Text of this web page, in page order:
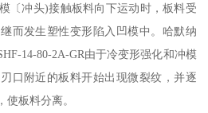
〔冲头)接触板料向下运动时，板料受
而发生塑性变形陷入凹模中。哈默纳
14-80-2A-GR由于冷变形强化和冲模
口附近的板料开始出现微裂纹，并逐
板料分离。